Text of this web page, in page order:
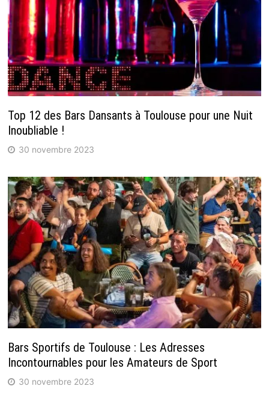
Top 12 des Bars Dansants à Toulouse pour une Nuit
Inoubliable !
30 novembre 2023
Bars Sportifs de Toulouse : Les Adresses
Incontournables pour les Amateurs de Sport
30 novembre 2023